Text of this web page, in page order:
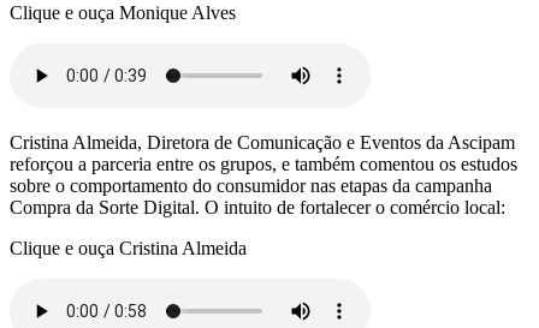
Clique e ouça Monique Alves
Cristina Almeida, Diretora de Comunicação e Eventos da Ascipam
reforçou a parceria entre os grupos, e também comentou os estudos
sobre o comportamento do consumidor nas etapas da campanha
Compra da Sorte Digital. O intuito de fortalecer o comércio local:
Clique e ouça Cristina Almeida